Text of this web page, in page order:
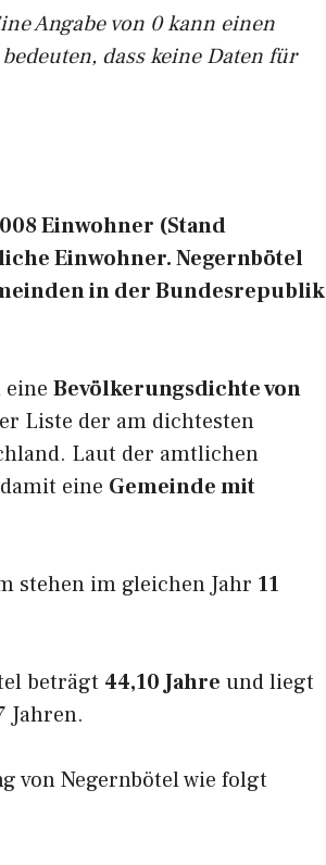
Angabe von 0 kann einen
dass keine Daten für
Einwohner (Stand
Einwohner. Negernbötel
in der Bundesrepublik
eine Bevölkerungsdichte von
Liste der am dichtesten
Laut der amtlichen
eine Gemeinde mit
stehen im gleichen Jahr 11
beträgt 44,10 Jahre und liegt
Jahren.
von Negernbötel wie folgt